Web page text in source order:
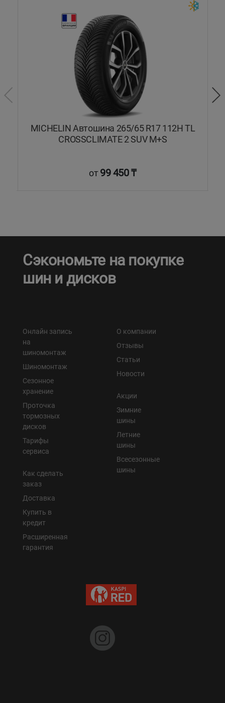
MICHELIN Автошина 265/65 R17 112H TL
CROSSCLIMATE 2 SUV M+S
от99 450 ₸
Сэкономьте на покупке
шин и дисков
Онлайн запись
на
шиномонтаж
Шиномонтаж
Сезонное
хранение
Проточка
тормозных
дисков
Тарифы
сервиса
Как сделать
заказ
Доставка
Купить в
кредит
Расширенная
гарантия
О компании
Отзывы
Статьи
Новости
Акции
Зимние
шины
Летние
шины
Всесезонные
шины